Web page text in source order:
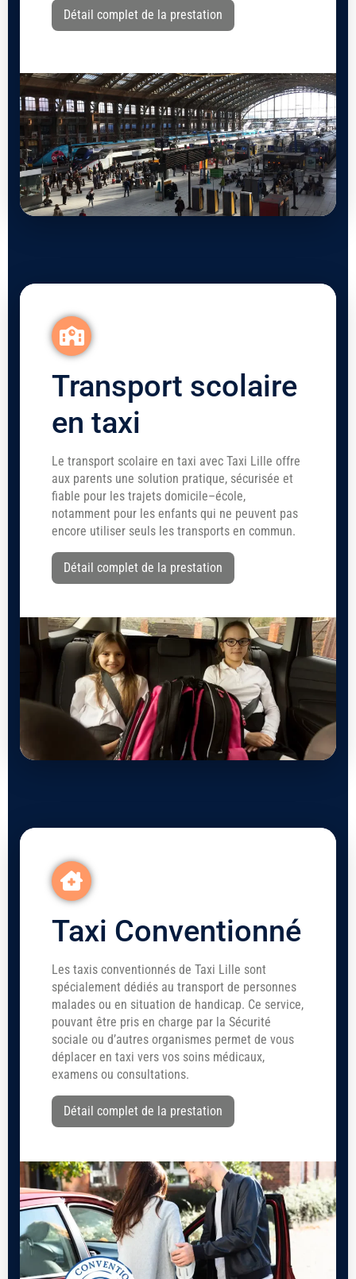
Détail complet de la prestation
Transport scolaire
en taxi
Le transport scolaire en taxi avec Taxi Lille offre
aux parents une solution pratique, sécurisée et
fiable pour les trajets domicile–école,
notamment pour les enfants qui ne peuvent pas
encore utiliser seuls les transports en commun.
Détail complet de la prestation
Taxi Conventionné
Les taxis conventionnés de Taxi Lille sont
spécialement dédiés au transport de personnes
malades ou en situation de handicap. Ce service,
pouvant être pris en charge par la Sécurité
sociale ou d’autres organismes permet de vous
déplacer en taxi vers vos soins médicaux,
examens ou consultations.
Détail complet de la prestation